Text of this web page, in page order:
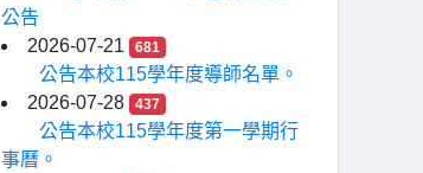
公告
2026-07-21
681
公告本校115學年度導師名單。
2026-07-28
437
公告本校115學年度第一學期行
事曆。